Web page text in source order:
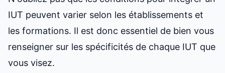
IUT peuvent varier selon les établissements et
les formations. Il est donc essentiel de bien vous
renseigner sur les spécificités de chaque IUT que
vous visez.